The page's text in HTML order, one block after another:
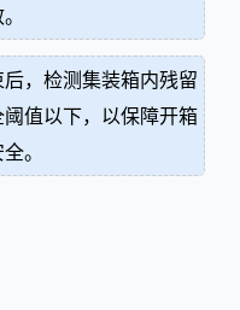
，检测集装箱内残留
值以下，以保障开箱
。